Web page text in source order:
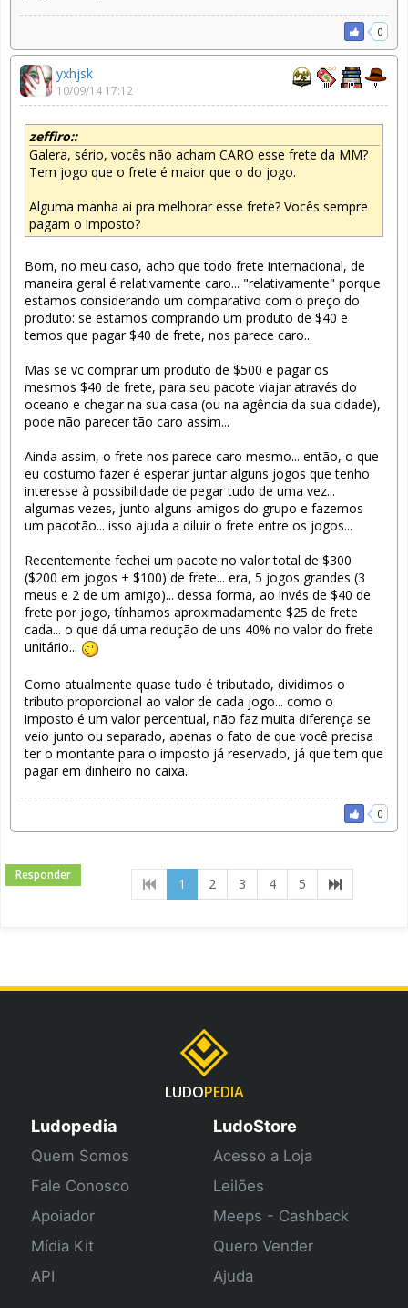
0
yxhjsk
10/09/14 17:12
zeffiro::
Galera, sério, vocês não acham CARO esse frete da MM?
Tem jogo que o frete é maior que o do jogo.
Alguma manha ai pra melhorar esse frete? Vocês sempre
pagam o imposto?
Bom, no meu caso, acho que todo frete internacional, de
maneira geral é relativamente caro... "relativamente" porque
estamos considerando um comparativo com o preço do
produto: se estamos comprando um produto de $40 e
temos que pagar $40 de frete, nos parece caro...
Mas se vc comprar um produto de $500 e pagar os
mesmos $40 de frete, para seu pacote viajar através do
oceano e chegar na sua casa (ou na agência da sua cidade),
pode não parecer tão caro assim...
Ainda assim, o frete nos parece caro mesmo... então, o que
eu costumo fazer é esperar juntar alguns jogos que tenho
interesse à possibilidade de pegar tudo de uma vez...
algumas vezes, junto alguns amigos do grupo e fazemos
um pacotão... isso ajuda a diluir o frete entre os jogos...
Recentemente fechei um pacote no valor total de $300
($200 em jogos + $100) de frete... era, 5 jogos grandes (3
meus e 2 de um amigo)... dessa forma, ao invés de $40 de
frete por jogo, tínhamos aproximadamente $25 de frete
cada... o que dá uma redução de uns 40% no valor do frete
unitário...
Como atualmente quase tudo é tributado, dividimos o
tributo proporcional ao valor de cada jogo... como o
imposto é um valor percentual, não faz muita diferença se
veio junto ou separado, apenas o fato de que você precisa
ter o montante para o imposto já reservado, já que tem que
pagar em dinheiro no caixa.
0
Responder
1 (current)
2 3 4 5
LUDOPEDIA
Ludopedia
Quem Somos
Fale Conosco
Apoiador
Mídia Kit
API
LudoStore
Acesso a Loja
Leilões
Meeps - Cashback
Quero Vender
Ajuda